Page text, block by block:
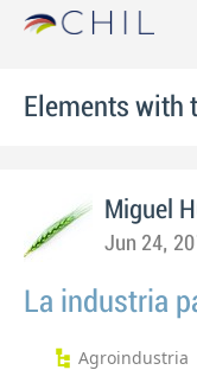
Elements with
Miguel
Jun 24,
La industria
Agroindustria